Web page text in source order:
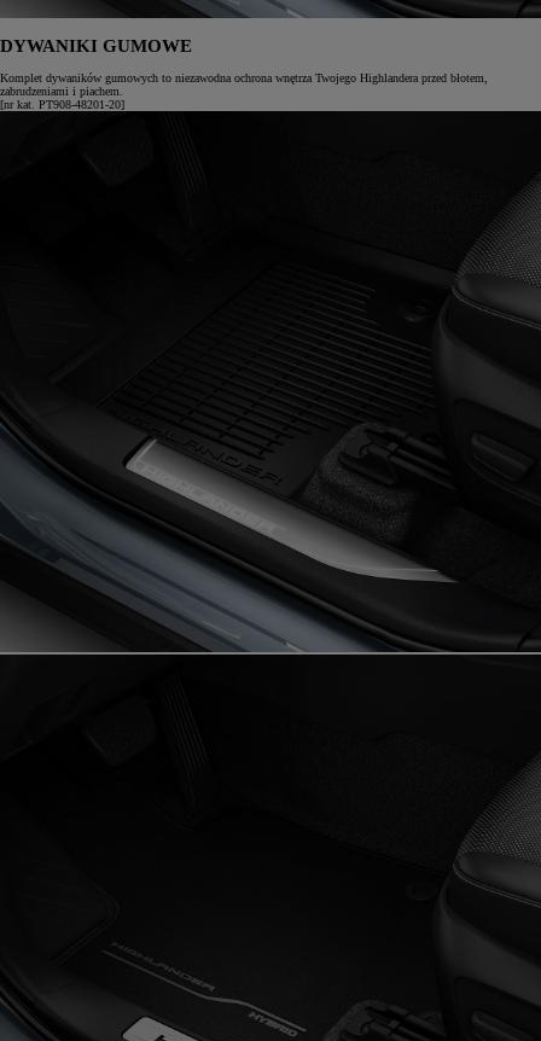
DYWANIKI GUMOWE
Komplet dywaników gumowych to niezawodna ochrona wnętrza Twojego Highlandera przed błotem,
zabrudzeniami i piachem.
[nr kat. PT908-48201-20]